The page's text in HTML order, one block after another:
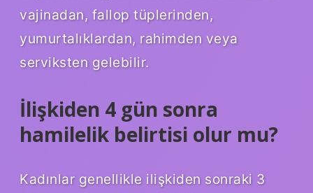
vajinadan, fallop tüplerinden,
yumurtalıklardan, rahimden veya
serviksten gelebilir.
İlişkiden 4 gün sonra
hamilelik belirtisi olur mu?
Kadınlar genellikle ilişkiden sonraki 3